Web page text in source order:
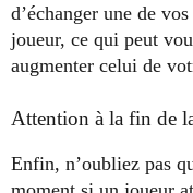
d’échanger une de
joueur, ce qui peut
augmenter celui de
Attention à la fin de
Enfin, n’oubliez pas